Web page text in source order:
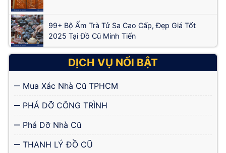
99+ Bộ Ấm Trà Tử Sa Cao Cấp, Đẹp Giá Tốt
2025 Tại Đồ Cũ Minh Tiến
DỊCH VỤ NỔI BẬT
Mua Xác Nhà Cũ TPHCM
PHÁ DỠ CÔNG TRÌNH
Phá Dỡ Nhà Cũ
THANH LÝ ĐỒ CŨ